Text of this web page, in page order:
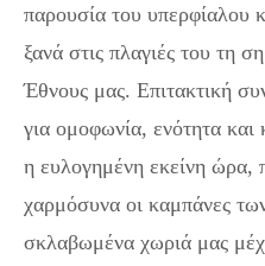
παρουσία του υπερφίαλου
ξανά στις πλαγιές του τη
Έθνους μας. Επιτακτική
για ομοφωνία, ενότητα και
η ευλογημένη εκείνη ώρα,
χαρμόσυνα οι καμπάνες
σκλαβωμένα χωριά μας